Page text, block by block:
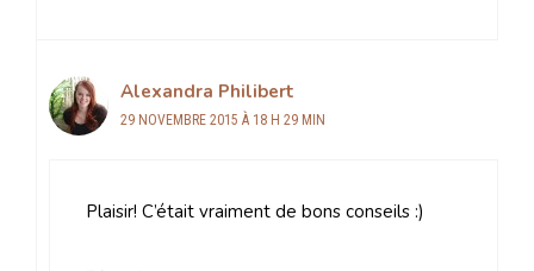
Alexandra Philibert
29 NOVEMBRE 2015 À 18 H 29 MIN
Plaisir! C’était vraiment de bons conseils :)